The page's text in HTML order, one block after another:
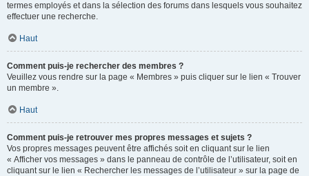
termes employés et dans la sélection des forums dans lesquels vous souhaitez
effectuer une recherche.
Haut
Comment puis-je rechercher des membres ?
Veuillez vous rendre sur la page « Membres » puis cliquer sur le lien « Trouver
un membre ».
Haut
Comment puis-je retrouver mes propres messages et sujets ?
Vos propres messages peuvent être affichés soit en cliquant sur le lien
« Afficher vos messages » dans le panneau de contrôle de l’utilisateur, soit en
cliquant sur le lien « Rechercher les messages de l’utilisateur » sur la page de